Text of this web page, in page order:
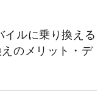
イルに乗り換える
のメリット・デ